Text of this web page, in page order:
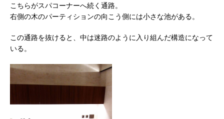
こちらがスパコーナーへ続く通路。
右側の木のパーティションの向こう側には小さな池がある。
この通路を抜けると、中は迷路のように入り組んだ構造になって
いる。